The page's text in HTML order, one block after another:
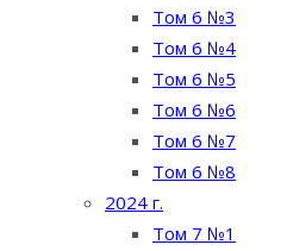
Том 6 №3
Том 6 №4
Том 6 №5
Том 6 №6
Том 6 №7
Том 6 №8
2024 г.
Том 7 №1